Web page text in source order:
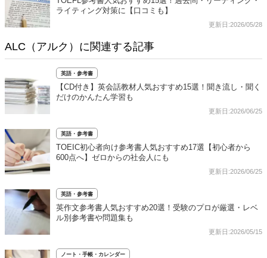
ライティング対策に【口コミも】
更新日:2026/05/28
ALC（アルク）に関連する記事
英語・参考書
【CD付き】英会話教材人気おすすめ15選！聞き流し・聞く
だけのかんたん学習も
更新日:2026/06/25
英語・参考書
TOEIC初心者向け参考書人気おすすめ17選【初心者から
600点へ】ゼロからの社会人にも
更新日:2026/06/25
英語・参考書
英作文参考書人気おすすめ20選！受験のプロが厳選・レベ
ル別参考書や問題集も
更新日:2026/05/15
ノート・手帳・カレンダー